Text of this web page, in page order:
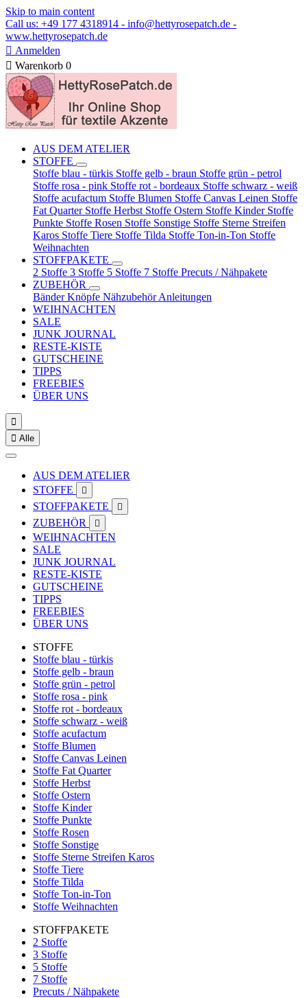
Skip to main content
Call us: +49 177 4318914 - info@hettyrosepatch.de -
www.hettyrosepatch.de
 Anmelden
 Warenkorb 0
AUS DEM ATELIER
STOFFE
Stoffe blau - türkis Stoffe gelb - braun Stoffe grün - petrol
Stoffe rosa - pink Stoffe rot - bordeaux Stoffe schwarz - weiß
Stoffe acufactum Stoffe Blumen Stoffe Canvas Leinen Stoffe
Fat Quarter Stoffe Herbst Stoffe Ostern Stoffe Kinder Stoffe
Punkte Stoffe Rosen Stoffe Sonstige Stoffe Sterne Streifen
Karos Stoffe Tiere Stoffe Tilda Stoffe Ton-in-Ton Stoffe
Weihnachten
STOFFPAKETE
2 Stoffe 3 Stoffe 5 Stoffe 7 Stoffe Precuts / Nähpakete
ZUBEHÖR
BänderKnöpfe NähzubehörAnleitungen
WEIHNACHTEN
SALE
JUNK JOURNAL
RESTE-KISTE
GUTSCHEINE
TIPPS
FREEBIES
ÜBER UNS

 Alle
AUS DEM ATELIER
STOFFE

STOFFPAKETE 
ZUBEHÖR 
WEIHNACHTEN
SALE
JUNK JOURNAL
RESTE-KISTE
GUTSCHEINE
TIPPS
FREEBIES
ÜBER UNS
STOFFE
Stoffe blau - türkis
Stoffe gelb - braun
Stoffe grün - petrol
Stoffe rosa - pink
Stoffe rot - bordeaux
Stoffe schwarz - weiß
Stoffe acufactum
Stoffe Blumen
Stoffe Canvas Leinen
Stoffe Fat Quarter
Stoffe Herbst
Stoffe Ostern
Stoffe Kinder
Stoffe Punkte
Stoffe Rosen
Stoffe Sonstige
Stoffe Sterne Streifen Karos
Stoffe Tiere
Stoffe Tilda
Stoffe Ton-in-Ton
Stoffe Weihnachten
STOFFPAKETE
2 Stoffe
3 Stoffe
5 Stoffe
7 Stoffe
Precuts / Nähpakete